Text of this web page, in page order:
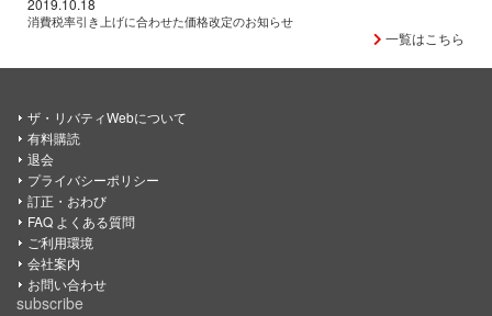
2019.10.18
消費税率引き上げに合わせた価格改定のお知らせ
一覧はこちら
ザ・リバティWebについて
有料購読
退会
プライバシーポリシー
訂正・おわび
FAQ よくある質問
ご利用環境
会社案内
お問い合わせ
subscribe